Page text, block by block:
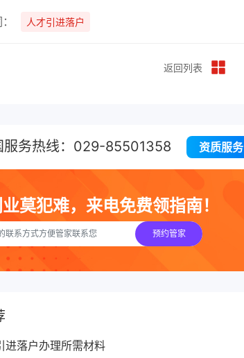
人才引进落户
返回列表
服务热线：029-85501358 资质服务
莫犯难，来电免费领指南！
预约管家
进落户办理所需材料